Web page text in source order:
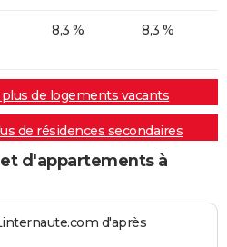
8,3 % 8,3 %
plus de logements vacants
de résidences secondaires
d'appartements à
d'après